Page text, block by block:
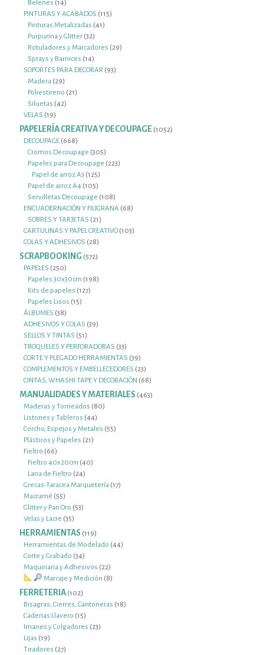
Belenes 1414
productos
PINTURAS Y ACABADOS 115115
Pinturas Metalizadas 4141
Purpurina y Glitter 3232
productos
Rotuladores y Marcadores 2929
Sprays y Barnices 1414
productos
SOPORTES PARA DECORAR 9393
Madera 2929
productos
Poliestireno 2121
Siluetas 4242
VELAS 1919
productos
PAPELERÍA CREATIVA Y DECOUPAGE 10521052
DECOUPAGE 668668
productos
Cromos Decoupage 305305
productos
Papeles para Decoupage 223223
Papel de arroz A3 125125
productos
Papel de arroz A4 105105
productos
Servilletas Decoupage 108108
productos
ENCUADERNACIÓN Y FILIGRANA 6868
SOBRES Y TARJETAS 2121
productos
CARTULINAS Y PAPEL CREATIVO 103103
COLAS Y ADHESIVOS 2828
SCRAPBOOKING 572572
PAPELES 250250
productos
Papeles 30x30cm 198198
Kits de papeles 127127
Papeles Lisos 1515
ÁLBUMES 3838
productos
ADHESIVOS Y COLAS 3939
SELLOS Y TINTAS 5151
productos
TROQUELES Y PERFORADORAS 3333
productos
CORTE Y PLEGADO HERRAMIENTAS 3939
productos
COMPLEMENTOS Y EMBELLECEDORES 2323
productos
CINTAS, WHASHI TAPE Y DECORACIÓN 6868
productos
MANUALIDADES Y MATERIALES 463463
Maderas y Torneados 8080
Listones y Tableros 4444
productos
Corcho, Espejos y Metales 5555
Plásticos y Papeles 2121
Fieltro 6666
productos
Fieltro 40x20cm 4040
Lana de Fieltro 2424
productos
Grecas-Taracea Marquetería 1717
Macramé 5555
productos
Glitter y Pan Oro 5353
Velas y Lacre 3535
productos
HERRAMIENTAS 119119
productos
Herramientas de Modelado 4444
Corte y Grabado 3434
productos
Maquinaria y Adhesivos 2222
productos
Marcaje y Medición 88
FERRETERIA 102102
productos
Bisagras, Cierres, Cantoneras 1818
Cadenas Llavero 1515
productos
Imanes y Colgadores 2323
Lijas 1919
productos
Tiradores 2727